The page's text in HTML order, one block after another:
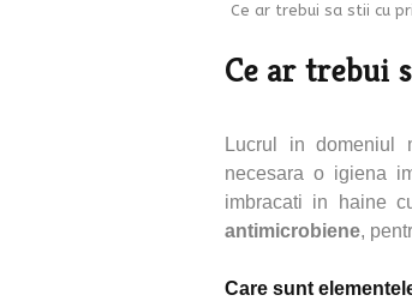
Ce ar trebui sa stii cu
Ce ar trebui
Lucrul in domeniul
necesara o igiena
imbracati in haine
antimicrobiene,
Care sunt